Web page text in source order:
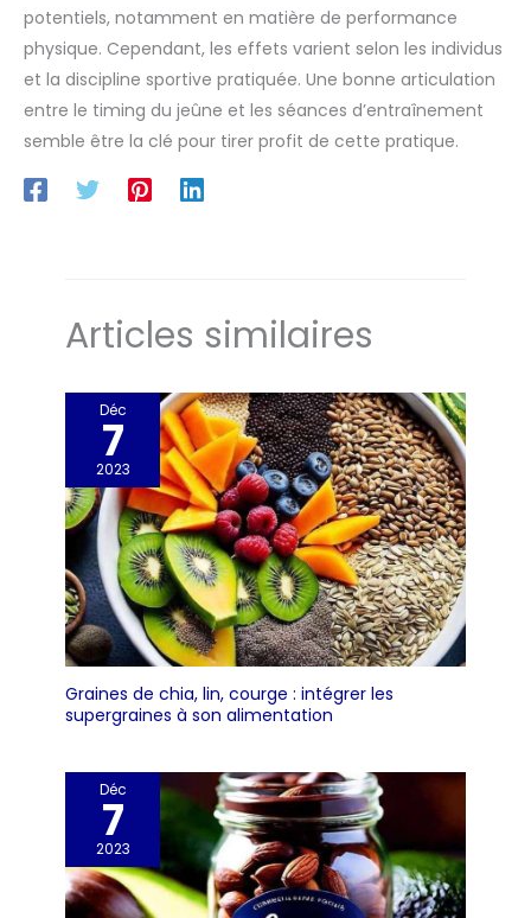
potentiels, notamment en matière de performance
physique. Cependant, les effets varient selon les individus
et la discipline sportive pratiquée. Une bonne articulation
entre le timing du jeûne et les séances d’entraînement
semble être la clé pour tirer profit de cette pratique.
Articles similaires
Déc
7
2023
Graines de chia, lin, courge : intégrer les
supergraines à son alimentation
Déc
7
2023